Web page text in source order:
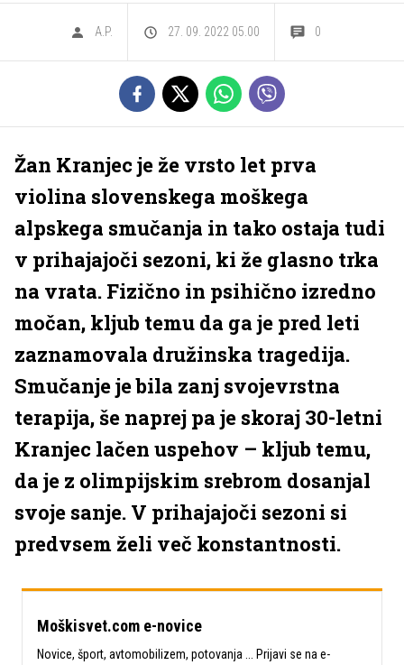
A.P. 27. 09. 2022 05.00 0
Žan Kranjec je že vrsto let prva
violina slovenskega moškega
alpskega smučanja in tako ostaja tudi
v prihajajoči sezoni, ki že glasno trka
na vrata. Fizično in psihično izredno
močan, kljub temu da ga je pred leti
zaznamovala družinska tragedija.
Smučanje je bila zanj svojevrstna
terapija, še naprej pa je skoraj 30-letni
Kranjec lačen uspehov – kljub temu,
da je z olimpijskim srebrom dosanjal
svoje sanje. V prihajajoči sezoni si
predvsem želi več konstantnosti.
Moškisvet.com e-novice
Novice, šport, avtomobilizem, potovanja ... Prijavi se na e-